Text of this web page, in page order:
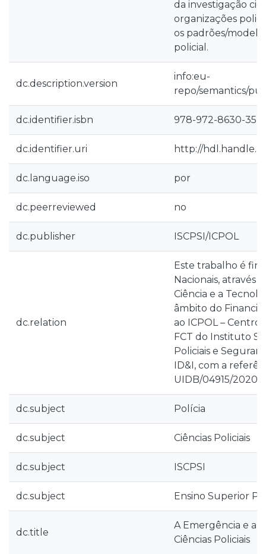
da investigação
organizações
os padrões/
policial.
dc.description.version
info:eu-
repo/semantics/
dc.identifier.isbn 978-972-8630-35-5
dc.identifier.uri http://
dc.language.iso por
dc.peerreviewed no
dc.publisher ISCPSI/ICPOL
dc.relation
Este trabalho é
Nacionais, através
Ciência e a
âmbito do
ao ICPOL – Centro
FCT do Instituto
Policiais e
ID&I, com a
UIDB/04915/2020
dc.subject Polícia
dc.subject Ciências Policiais
dc.subject ISCPSI
dc.subject Ensino Superior
dc.title
A Emergência e a
Ciências Policiais